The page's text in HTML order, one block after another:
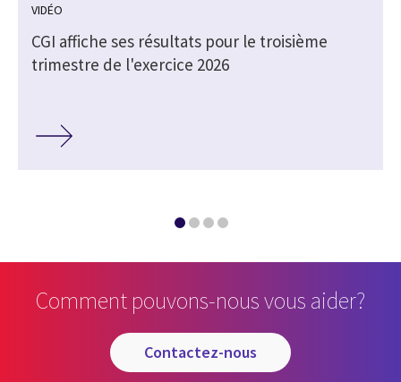
VIDÉO
CGI affiche ses résultats pour le troisième
trimestre de l'exercice 2026
Comment pouvons-nous vous aider?
contactez-nous